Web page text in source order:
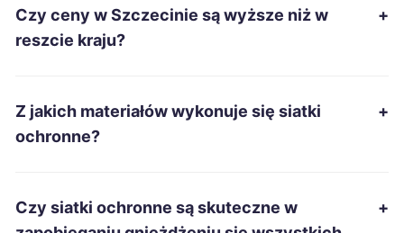
Starachowice
Zamość
Zawiercie 41 zł
Czy ceny w Szczecinie są wyższe niż w
reszcie kraju?
+
Z jakich materiałów wykonuje się siatki
ochronne?
+
Czy siatki ochronne są skuteczne w
+